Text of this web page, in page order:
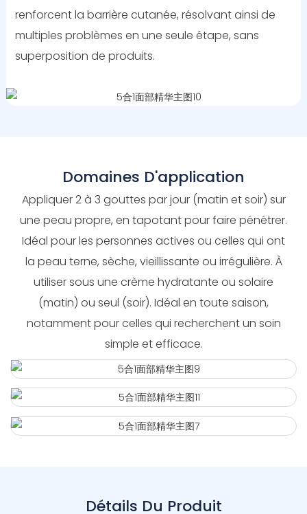
renforcent la barrière cutanée, résolvant ainsi de
multiples problèmes en une seule étape, sans
superposition de produits.
Domaines D'application
Appliquer 2 à 3 gouttes par jour (matin et soir) sur
une peau propre, en tapotant pour faire pénétrer.
Idéal pour les personnes actives ou celles qui ont
la peau terne, sèche, vieillissante ou irrégulière. À
utiliser sous une crème hydratante ou solaire
(matin) ou seul (soir). Idéal en toute saison,
notamment pour celles qui recherchent un soin
simple et efficace.
Détails Du Produit